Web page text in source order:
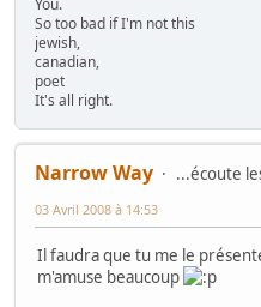
You.
So too bad if I'm not this
jewish,
canadian,
poet
It's all right.
Narrow Way
...écoute
03 Avril 2008 à 14:53
Il faudra que tu me le
m'amuse beaucoup